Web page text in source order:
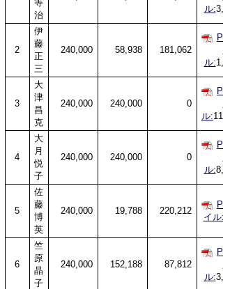
等
治
ル:
2
伊
藤
正
三
240,000 58,938 181,062
ル:
3
大
津
昌
克
240,000 240,000 0
ル:
4
大
月
悦
子
240,000 240,000 0
ル:
5
佐
藤
博
英
240,000 19,788 220,212
イル:
6
竺
原
晶
子
240,000 152,188 87,812
ル: